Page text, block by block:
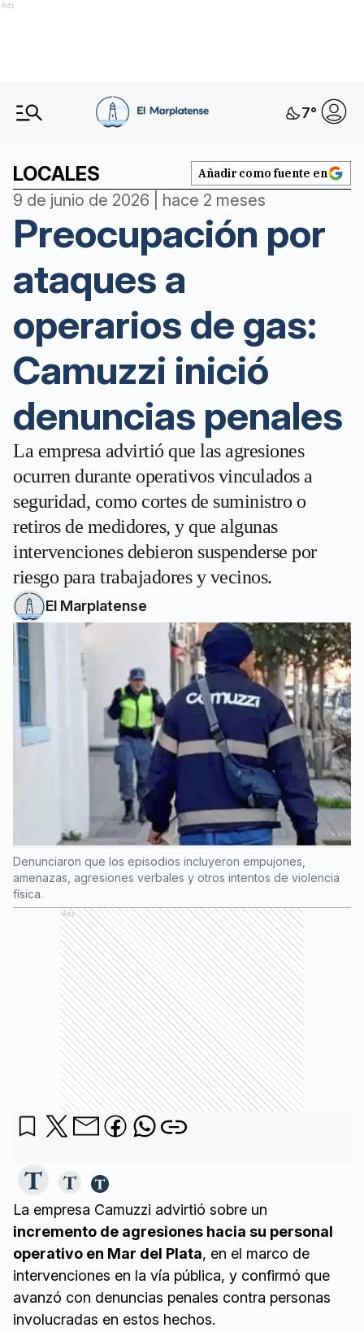
Ads
7°
LOCALES Añadir como fuente en
9 de junio de 2026 | hace 2 meses
Preocupación por
ataques a
operarios de gas:
Camuzzi inició
denuncias penales
La empresa advirtió que las agresiones
ocurren durante operativos vinculados a
seguridad, como cortes de suministro o
retiros de medidores, y que algunas
intervenciones debieron suspenderse por
riesgo para trabajadores y vecinos.
El Marplatense
Denunciaron que los episodios incluyeron empujones,
amenazas, agresiones verbales y otros intentos de violencia
física.
Ads
La empresa Camuzzi advirtió sobre un
incremento de agresiones hacia su personal
operativo en Mar del Plata, en el marco de
intervenciones en la vía pública, y confirmó que
avanzó con denuncias penales contra personas
involucradas en estos hechos.